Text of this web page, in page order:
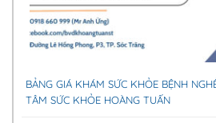
BẢNG GIÁ KHÁM SỨC KHỎE BỆNH
TÂM SỨC KHỎE HOÀNG TUẤN